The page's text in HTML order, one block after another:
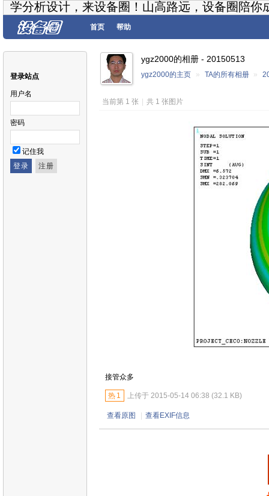
学分析设计，来设备圈！山高路远，设备圈陪你
首页 帮助
登录站点
用户名
密码
记住我
ygz2000的相册 - 20150513
ygz2000的主页 » TA的所有相册 »
当前第 1 张 共 1 张图片
接管众多
热 1 上传于 2015-05-14 06:38 (32.1 KB)
查看原图 查看EXIF信息